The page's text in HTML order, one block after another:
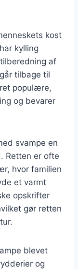
kost
kylling
af
tilbage til
populære,
og bevarer
svampe en
Retten er ofte
hvor familien
et varmt
opskrifter
gør retten
blevet
og